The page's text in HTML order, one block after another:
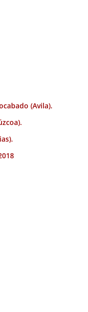
(Avila).